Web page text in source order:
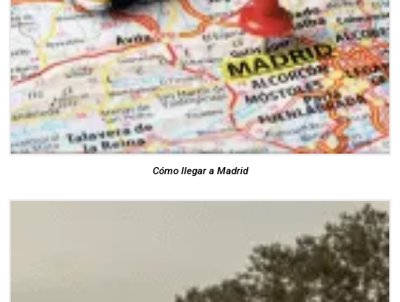
Cómo llegar a Madrid